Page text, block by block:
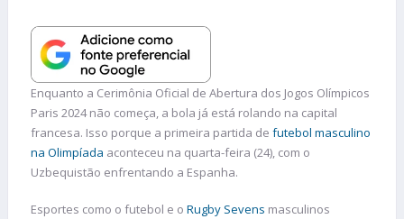
Enquanto a Cerimônia Oficial de Abertura dos Jogos Olímpicos
Paris 2024 não começa, a bola já está rolando na capital
francesa. Isso porque a primeira partida de futebol masculino
na Olimpíada aconteceu na quarta-feira (24), com o
Uzbequistão enfrentando a Espanha.
Esportes como o futebol e o Rugby Sevens masculinos